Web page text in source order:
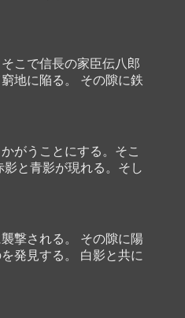
こで信長の家臣伝八郎
地に陥る。 その隙に鉄
がうことにする。そこ
と青影が現れる。そし
撃される。 その隙に陽
発見する。 白影と共に